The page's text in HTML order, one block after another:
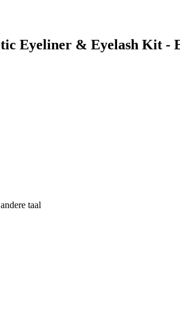
Eyeliner & Eyelash Kit -
taal